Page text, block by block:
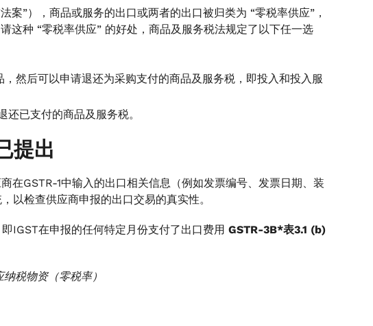
案”），商品或服务的出口或两者的出口被归类为 “零税率供应”，
这种 “零税率供应” 的好处，商品及服务税法规定了以下任一选
然后可以申请退还为采购支付的商品及服务税，即投入和投入服
已支付的商品及服务税。
提出
在GSTR-1中输入的出口相关信息（例如发票编号、发票日期、装
以检查供应商申报的出口交易的真实性。
IGST在申报的任何特定月份支付了出口费用 GSTR-3B*表3.1 (b)
税物资（零税率）